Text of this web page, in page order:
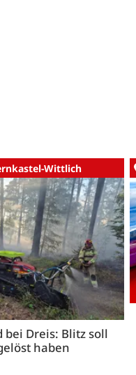
Wittlich
bei Dreis: Blitz soll
haben